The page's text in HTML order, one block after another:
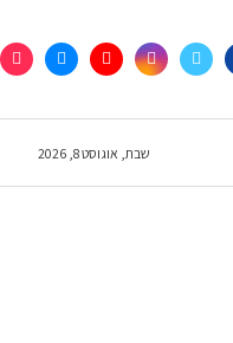
שבת, אוגוסט 8, 2026